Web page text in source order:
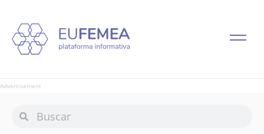
Advertisement